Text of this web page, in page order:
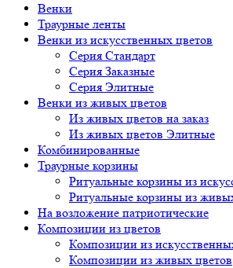
Венки
Траурные ленты
Венки из искусственных цветов
Серия Стандарт
Серия Заказные
Серия Элитные
Венки из живых цветов
Из живых цветов на заказ
Из живых цветов Элитные
Комбинированные
Траурные корзины
Ритуальные корзины из
Ритуальные корзины из
На возложение патриотические
Композиции из цветов
Композиции из
Композиции из живых цветов